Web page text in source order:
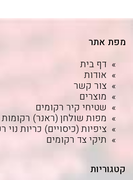
מפת אתר
דף בית
אודות
צור קשר
מוצרים
שטיחי קיר רקומים
מפות שולחן (ראנר) רקומות
ציפיות (כיסויים) כריות נוי
תיקי צד רקומים
קטגוריות